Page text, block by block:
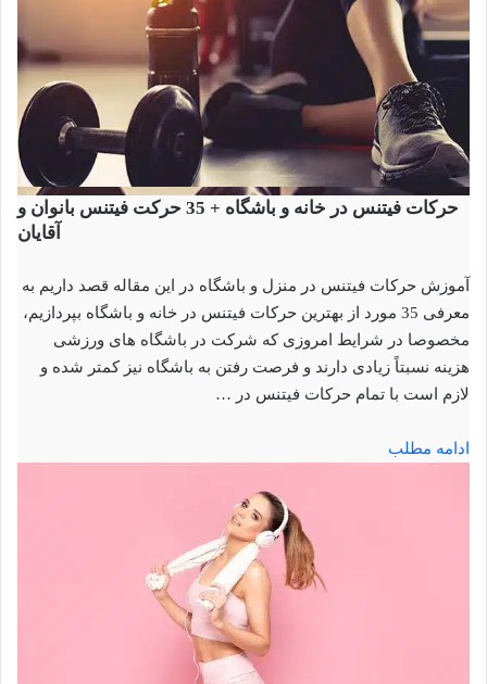
حرکات فیتنس در خانه و باشگاه + 35 حرکت فیتنس بانوان و
آقایان
آموزش حرکات فیتنس در منزل و باشگاه در این مقاله قصد داریم به
معرفی 35 مورد از بهترین حرکات فیتنس در خانه و باشگاه بپردازیم،
مخصوصا در شرایط امروزی که شرکت در باشگاه های ورزشی
هزینه نسبتاً زیادی دارند و فرصت رفتن به باشگاه نیز کمتر شده و
لازم است با تمام حرکات فیتنس در …
ادامه مطلب